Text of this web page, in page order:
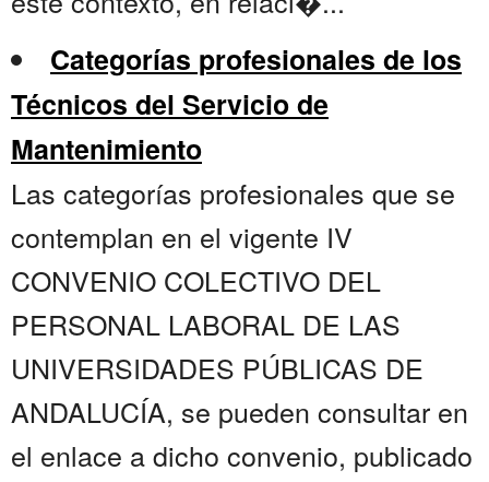
Categorías profesionales de los
Técnicos del Servicio de
Mantenimiento
Las categorías profesionales que se
contemplan en el vigente IV
CONVENIO COLECTIVO DEL
PERSONAL LABORAL DE LAS
UNIVERSIDADES PÚBLICAS DE
ANDALUCÍA, se pueden consultar en
el enlace a dicho convenio, publicado